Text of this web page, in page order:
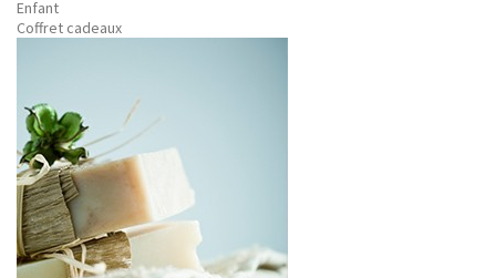
Enfant
Coffret cadeaux